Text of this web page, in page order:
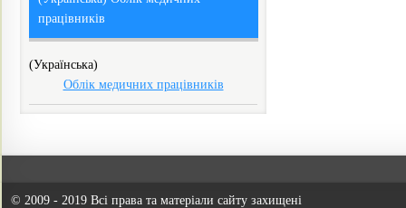
працівників
(Українська)
Облік медичних працівників
© 2009 - 2019 Всі права та матеріали сайту захищені